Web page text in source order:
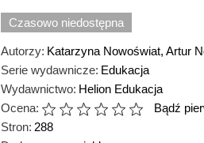
Czasowo niedostępna
Autorzy: Katarzyna Nowoświat, Artur
Serie wydawnicze: Edukacja
Wydawnictwo: Helion Edukacja
Ocena:
Bądź
Stron: 288